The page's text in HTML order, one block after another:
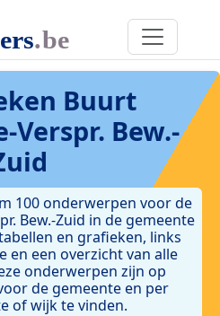
Buurt
Verspr. Bew.-
100 onderwerpen voor de
Bew.-Zuid in de gemeente
en grafieken, links
en een overzicht van alle
onderwerpen zijn op
de gemeente en per
of wijk te vinden.